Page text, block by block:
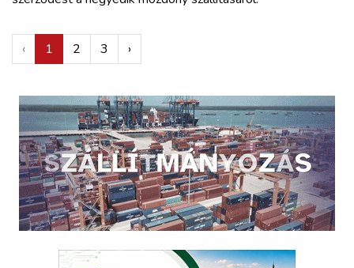
‹ 1 2 3 ›